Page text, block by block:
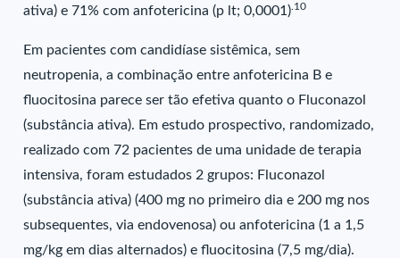
ativa) e 71% com anfotericina (p lt; 0,0001) .10
Em pacientes com candidíase sistêmica, sem
neutropenia, a combinação entre anfotericina B e
fluocitosina parece ser tão efetiva quanto o Fluconazol
(substância ativa). Em estudo prospectivo, randomizado,
realizado com 72 pacientes de uma unidade de terapia
intensiva, foram estudados 2 grupos: Fluconazol
(substância ativa) (400 mg no primeiro dia e 200 mg nos
subsequentes, via endovenosa) ou anfotericina (1 a 1,5
mg/kg em dias alternados) e fluocitosina (7,5 mg/dia).